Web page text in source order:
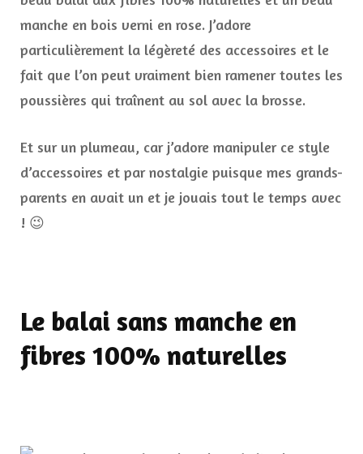
manche en bois verni en rose. J’adore
particulièrement la légèreté des accessoires et le
fait que l’on peut vraiment bien ramener toutes les
poussières qui traînent au sol avec la brosse.
Et sur un plumeau, car j’adore manipuler ce style
d’accessoires et par nostalgie puisque mes grands-
parents en avait un et je jouais tout le temps avec
! 😉
Le balai sans manche en
fibres 100% naturelles